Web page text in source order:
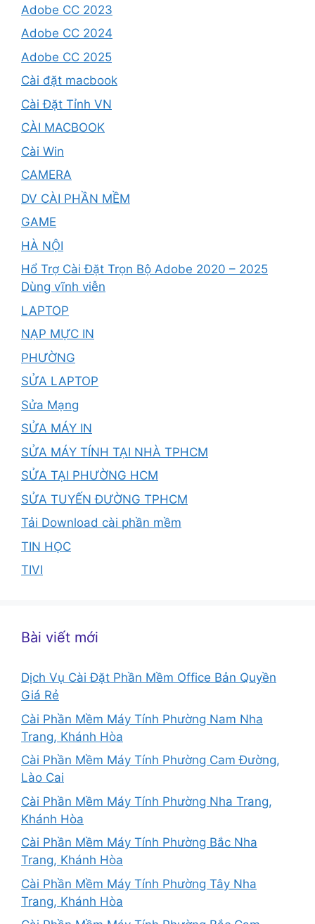
Adobe CC 2023
Adobe CC 2024
Adobe CC 2025
Cài đặt macbook
Cài Đặt Tỉnh VN
CÀI MACBOOK
Cài Win
CAMERA
DV CÀI PHẦN MỀM
GAME
HÀ NỘI
Hổ Trợ Cài Đặt Trọn Bộ Adobe 2020 – 2025
Dùng vĩnh viễn
LAPTOP
NẠP MỰC IN
PHƯỜNG
SỬA LAPTOP
Sửa Mạng
SỬA MÁY IN
SỬA MÁY TÍNH TẠI NHÀ TPHCM
SỬA TẠI PHƯỜNG HCM
SỬA TUYẾN ĐƯỜNG TPHCM
Tải Download cài phần mềm
TIN HỌC
TIVI
Bài viết mới
Dịch Vụ Cài Đặt Phần Mềm Office Bản Quyền
Giá Rẻ
Cài Phần Mềm Máy Tính Phường Nam Nha
Trang, Khánh Hòa
Cài Phần Mềm Máy Tính Phường Cam Đường,
Lào Cai
Cài Phần Mềm Máy Tính Phường Nha Trang,
Khánh Hòa
Cài Phần Mềm Máy Tính Phường Bắc Nha
Trang, Khánh Hòa
Cài Phần Mềm Máy Tính Phường Tây Nha
Trang, Khánh Hòa